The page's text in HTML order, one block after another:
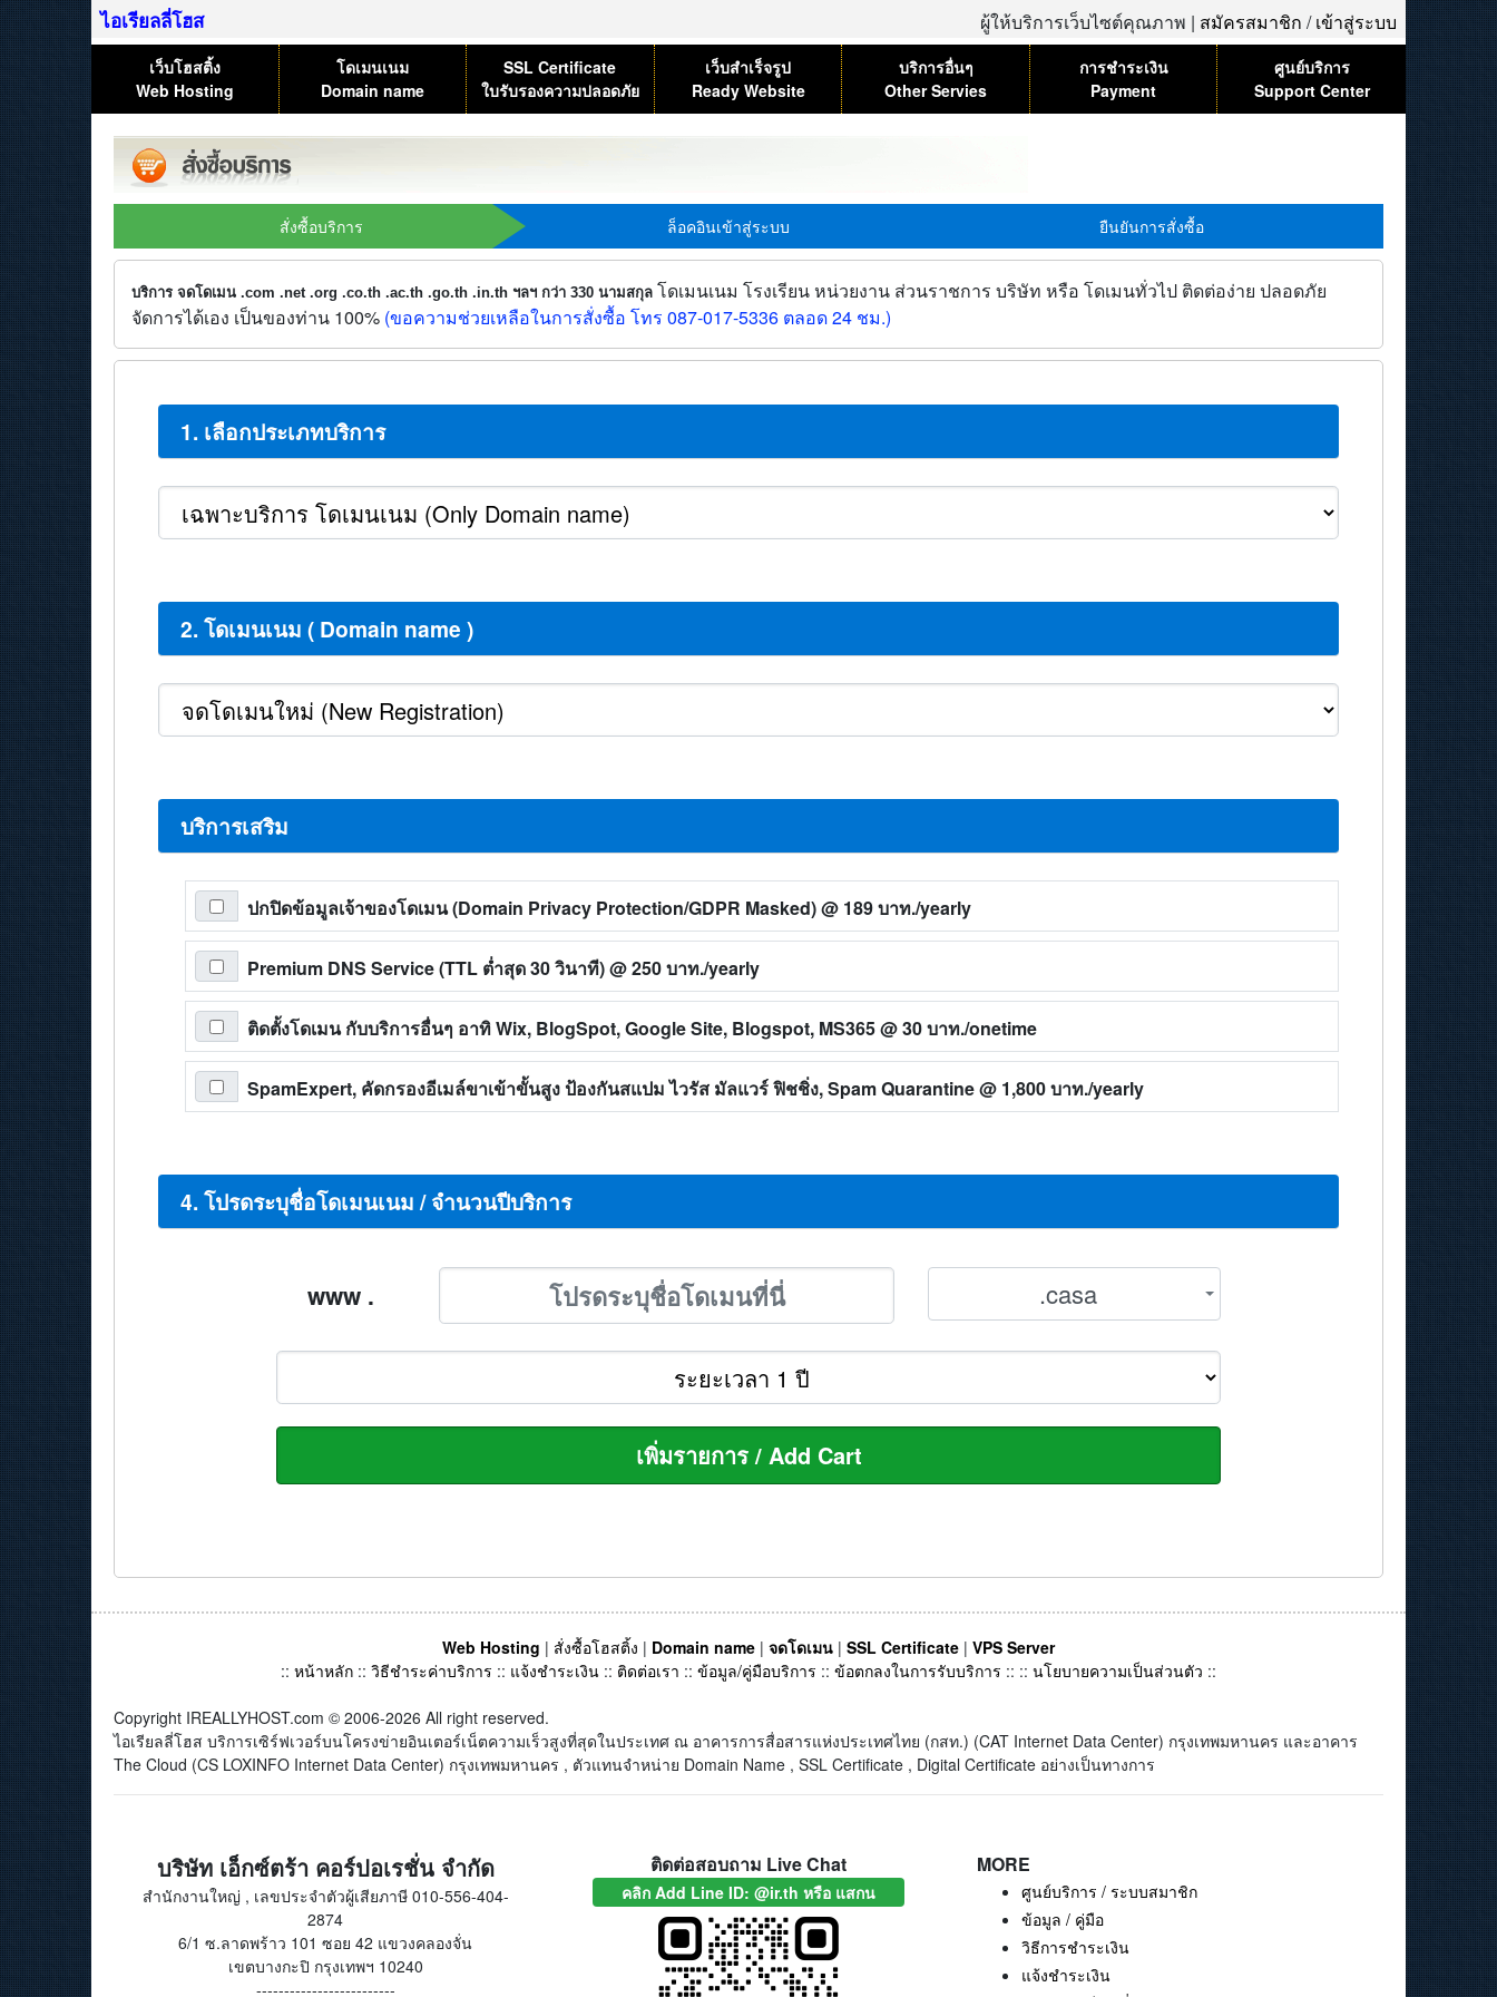
ผู้ให้บริการเว็บไซต์คุณภาพ | สมัครสมาชิก /เข้าสู่ระบบ
ไอเรียลลี่โฮส
เว็บโฮสติ้ง
Web Hosting
โดเมนเนม
Domain name
SSL Certificate
ใบรับรองความปลอดภัย
เว็บสำเร็จรูป
Ready Website
บริการอื่นๆ
Other Servies
การชำระเงิน
Payment
ศูนย์บริการ
Support Center
สั่งซื้อบริการ ล็อคอินเข้าสู่ระบบ ยืนยันการสั่งซื้อ
บริการ จดโดเมน .com .net .org .co.th .ac.th .go.th .in.th ฯลฯ กว่า 330 นามสกุล โดเมนเนม โรงเรียน หน่วยงาน ส่วนราชการ บริษัท หรือ โดเมนทั่วไป ติดต่อง่าย ปลอดภัย
จัดการได้เอง เป็นของท่าน 100% (ขอความช่วยเหลือในการสั่งซื้อ โทร 087-017-5336 ตลอด 24 ชม.)
1. เลือกประเภทบริการ
2. โดเมนเนม ( Domain name )
บริการเสริม
ปกปิดข้อมูลเจ้าของโดเมน (Domain Privacy Protection/GDPR Masked)@ 189 บาท./yearly
Premium DNS Service (TTL ต่ำสุด 30 วินาที)@ 250 บาท./yearly
ติดตั้งโดเมน กับบริการอื่นๆ อาทิ Wix, BlogSpot, Google Site, Blogspot, MS365@ 30 บาท./onetime
SpamExpert, คัดกรองอีเมล์ขาเข้าขั้นสูง ป้องกันสแปม ไวรัส มัลแวร์ ฟิชชิ่ง, Spam Quarantine@ 1,800 บาท./yearly
4. โปรดระบุชื่อโดเมนเนม / จำนวนปีบริการ
www . .casa
Web Hosting | สั่งซื้อโฮสติ้ง | Domain name | จดโดเมน | SSL Certificate | VPS Server
:: หน้าหลัก :: วิธีชำระค่าบริการ :: แจ้งชำระเงิน :: ติดต่อเรา :: ข้อมูล/คู่มือบริการ :: ข้อตกลงในการรับบริการ :: :: นโยบายความเป็นส่วนตัว ::
Copyright IREALLYHOST.com © 2006-2026 All right reserved.
ไอเรียลลี่โฮส บริการเซิร์ฟเวอร์บนโครงข่ายอินเตอร์เน็ตความเร็วสูงที่สุดในประเทศ ณ อาคารการสื่อสารแห่งประเทศไทย (กสท.) (CAT Internet Data Center) กรุงเทพมหานคร และอาคาร
The Cloud (CS LOXINFO Internet Data Center) กรุงเทพมหานคร , ตัวแทนจำหน่าย Domain Name , SSL Certificate , Digital Certificate อย่างเป็นทางการ
บริษัท เอ็กซ์ตร้า คอร์ปอเรชั่น จำกัด
สำนักงานใหญ่ , เลขประจำตัวผู้เสียภาษี 010-556-404-
2874
6/1 ซ.ลาดพร้าว 101 ซอย 42 แขวงคลองจั่น
เขตบางกะปิ กรุงเทพฯ 10240
-------------------------
ติดต่อสอบถาม Live Chat
คลิก Add Line ID: @ir.th หรือ แสกน
MORE
ศูนย์บริการ / ระบบสมาชิก
ข้อมูล / คู่มือ
วิธีการชำระเงิน
แจ้งชำระเงิน